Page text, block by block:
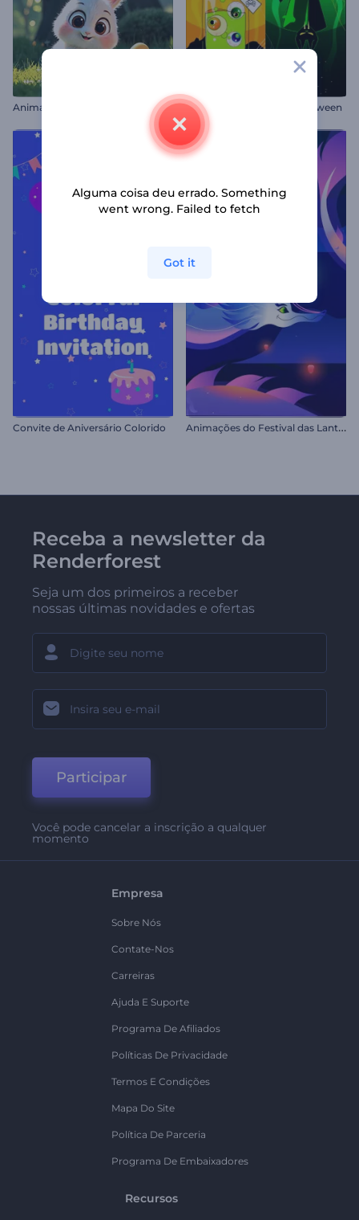
Animações 3D de Páscoa Animação Vertical de Halloween
Convite de Aniversário Colorido A
nimações do Festival das Lanternas
Receba a newsletter da
Renderforest
Seja um dos primeiros a receber
nossas últimas novidades e ofertas
Participar
Você pode cancelar a inscrição a qualquer
momento
Empresa
Sobre Nós
Contate-Nos
Carreiras
Ajuda E Suporte
Programa De Afiliados
Políticas De Privacidade
Termos E Condições
Mapa Do Site
Política De Parceria
Programa De Embaixadores
Recursos
Alguma coisa deu errado. Something
went wrong. Failed to fetch
Got it